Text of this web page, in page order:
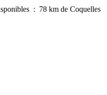
: 78 km de Coquelles